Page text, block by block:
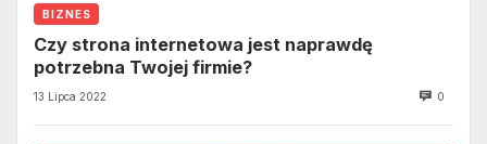
BIZNES
Czy strona internetowa jest naprawdę
potrzebna Twojej firmie?
13 Lipca 2022 0